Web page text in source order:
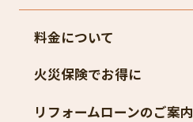
料金について
火災保険でお得に
リフォームローンのご案内